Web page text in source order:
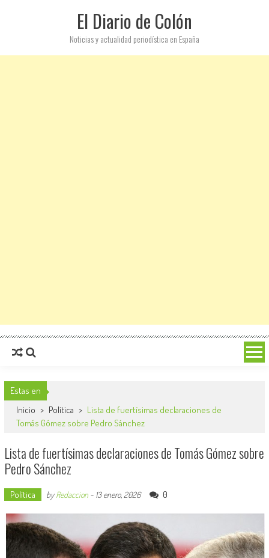
El Diario de Colón
Noticias y actualidad periodística en España
Estas en
Inicio > Política > Lista de fuertísimas declaraciones de
Tomás Gómez sobre Pedro Sánchez
Lista de fuertísimas declaraciones de Tomás Gómez sobre
Pedro Sánchez
Política byRedaccion- 13 enero, 2026 0